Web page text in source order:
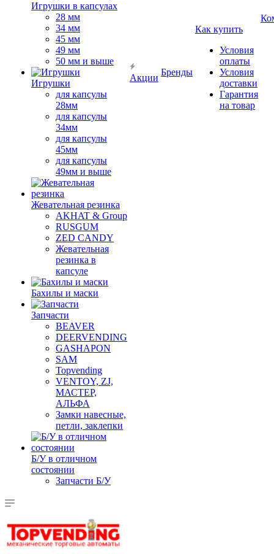
Игрушки в капсулах
28 мм
34 мм
45 мм
49 мм
50 мм и выше
Игрушки
для капсулы
28мм
для капсулы
34мм
для капсулы
45мм
для капсулы
49мм и выше
Жевательная резинка
AKHAT & Group
RUSGUM
ZED CANDY
Жевательная
резинка в
капсуле
Бахилы и маски
Запчасти
BEAVER
DEERVENDING
GASHAPON
SAM
Topvending
VENTOY, ZJ,
МАСТЕР,
АЛЬФА
Замки навесные,
петли, заклепки
Б/У в отличном
состоянии
Запчасти Б/У
Акции
Бренды
Как купить
Условия
оплаты
Условия
доставки
Гарантия
на товар